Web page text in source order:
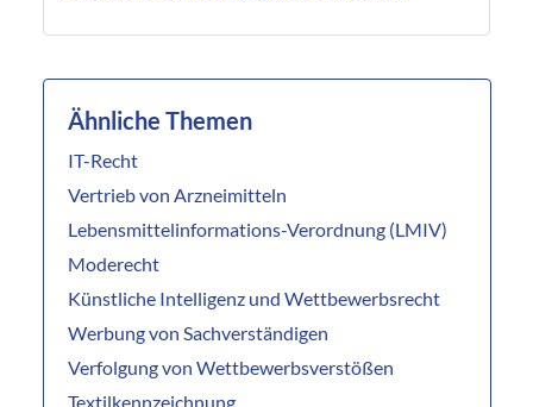
Ähnliche Themen
IT-Recht
Vertrieb von Arzneimitteln
Lebensmittelinformations-Verordnung (LMIV)
Moderecht
Künstliche Intelligenz und Wettbewerbsrecht
Werbung von Sachverständigen
Verfolgung von Wettbewerbsverstößen
Textilkennzeichnung